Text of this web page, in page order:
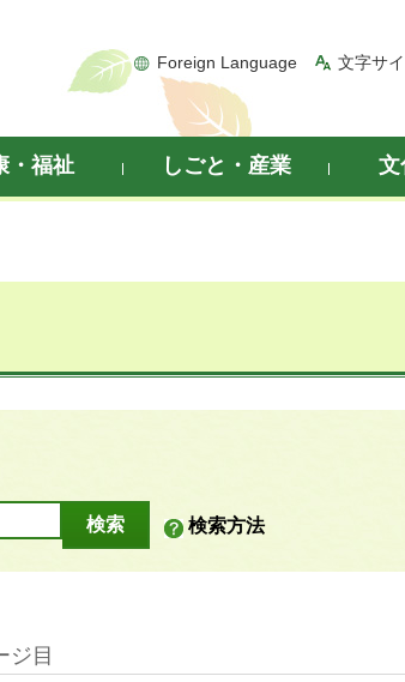
Foreign Language 文字サ
・福祉 しごと・産業 文
検索方法
ジ目